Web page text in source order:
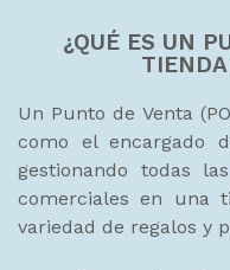
¿QUÉ ES UN
Un Punto de Venta
como el encargado
gestionando todas
comerciales en una
variedad de regalos y